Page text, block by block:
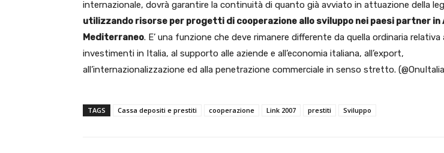
internazionale, dovrà garantire la continuità di quanto già avviato in attuazione della
utilizzando risorse per progetti di cooperazione allo sviluppo nei paesi partner in
Mediterraneo. E’ una funzione che deve rimanere differente da quella ordinaria relativa
investimenti in Italia, al supporto alle aziende e all’economia italiana, all’export,
all’internazionalizzazione ed alla penetrazione commerciale in senso stretto.
TAGS Cassa depositi e prestiti cooperazione Link 2007 prestiti Sviluppo